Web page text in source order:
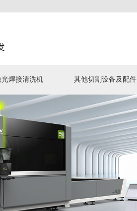
光焊接清洗机 其他切割设备及配件